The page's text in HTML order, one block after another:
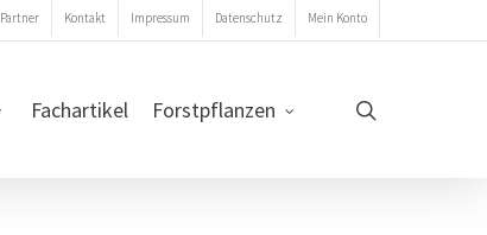
Partner Kontakt Impressum Datenschutz Mein Konto
Fachartikel Forstpflanzen